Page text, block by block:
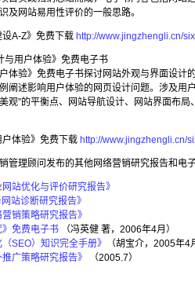
及网站易用性评价的一般思路。
设A-Z》免费下载 http://www.jingzhengli.cn/
与用户体验》免费电子书
户体验》免费电子书探讨网站外观与界面设计
阐述影响用户体验的网页设计问题。涉及用
美观”的平衡点、网站导航设计、网站界面布
户体验》免费下载 http://www.jingzhengli.cn/
管理顾问发布的其他网络营销研究报告和电
网站优化与评价研究报告》
站诊断研究报告》
销策略研究报告》
》免费电子书 （冯英健 著，2006年4月）
（SEO）知识完全手册》
（胡宝介，2005年4
广策略研究报告》 （2005.7）